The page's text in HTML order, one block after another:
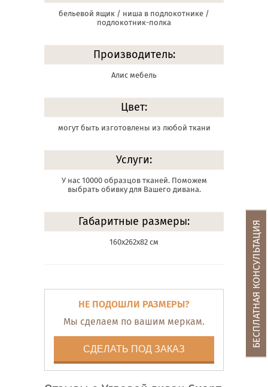
бельевой ящик / ниша в подлокотнике /
подлокотник-полка
Производитель:
Алис мебель
Цвет:
могут быть изготовлены из любой ткани
Услуги:
У нас 10000 образцов тканей. Поможем
выбрать обивку для Вашего дивана.
Габаритные размеры:
160х262х82 см
НЕ ПОДОШЛИ РАЗМЕРЫ?
Мы сделаем по вашим меркам.
СДЕЛАТЬ ПОД ЗАКАЗ
БЕСПЛАТНАЯ КОНСУЛЬТАЦИЯ